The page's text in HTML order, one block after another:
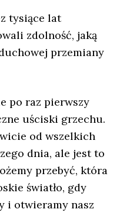
tysiące lat
zdolność, jaką
przemiany
po raz pierwszy
uściski grzechu.
od wszelkich
dnia, ale jest to
przebyć, która
światło, gdy
i otwieramy nasz